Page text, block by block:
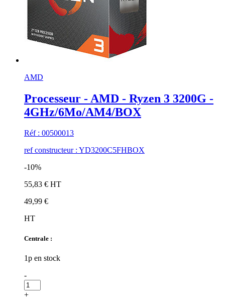
AMD
Processeur - AMD - Ryzen 3 3200G -
4GHz/6Mo/AM4/BOX
Réf : 00500013
ref constructeur : YD3200C5FHBOX
-10%
55,83 € HT
49,99 €
HT
Centrale :
1p en stock
-
+